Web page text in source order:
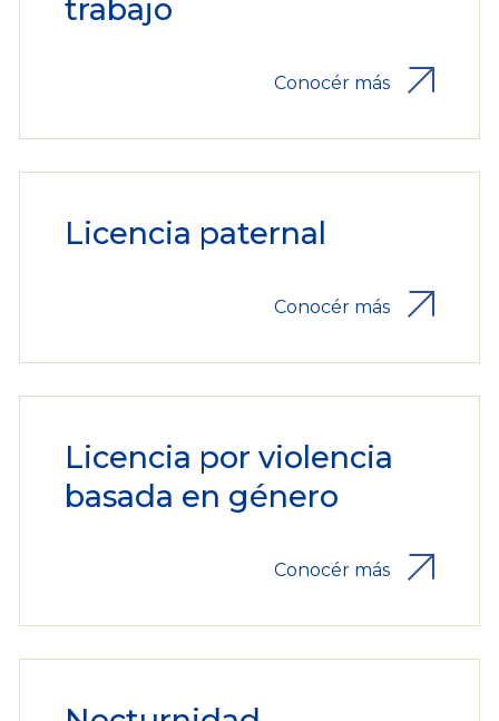
trabajo
Conocér más
Licencia paternal
Conocér más
Licencia por violencia
basada en género
Conocér más